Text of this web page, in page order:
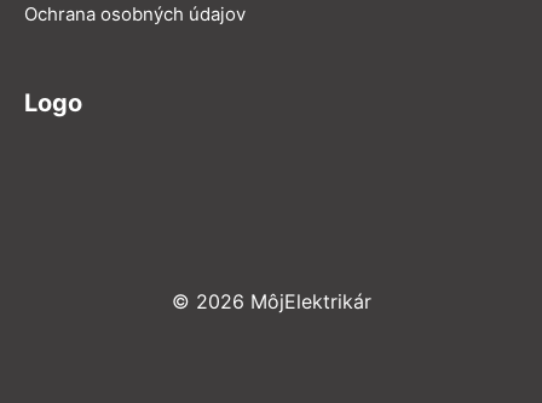
Ochrana osobných údajov
Logo
© 2026 MôjElektrikár